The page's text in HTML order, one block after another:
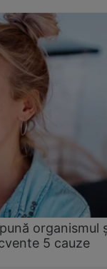
organismul
5 cauze